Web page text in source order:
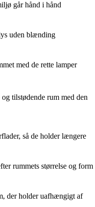
går hånd i hånd
uden blænding
med de rette lamper
tilstødende rum med den
så de holder længere
rummets størrelse og form
der holder uafhængigt af